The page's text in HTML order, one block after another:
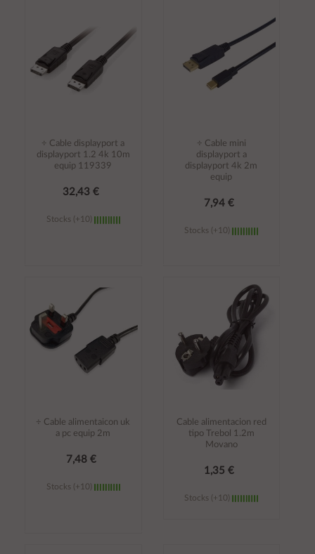
÷ Cable displayport a
displayport 1.2 4k 10m
equip 119339
32,43 €
Stocks (+10)
carrito
÷ Cable mini
displayport a
displayport 4k 2m
equip
7,94 €
Stocks (+10)
carrito
÷ Cable alimentaicon uk
a pc equip 2m
7,48 €
Stocks (+10)
Cable alimentacion red
tipo Trebol 1.2m
Movano
1,35 €
Stocks (+10)